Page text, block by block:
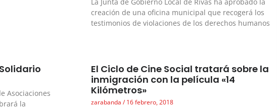
creación de una oficina municipal que recogerá los
testimonios de violaciones de los derechos humanos
Asociaciones
la
El Ciclo de Cine Social tratará sobre la
inmigración con la película «14
Kilómetros»
zarabanda 16 febrero, 2018